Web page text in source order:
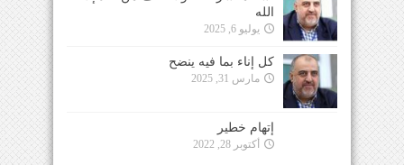
الله
يوليو 6, 2025
كل إناء بما فيه ينضح
مارس 31, 2025
إتهام خطير
أكتوبر 28, 2022